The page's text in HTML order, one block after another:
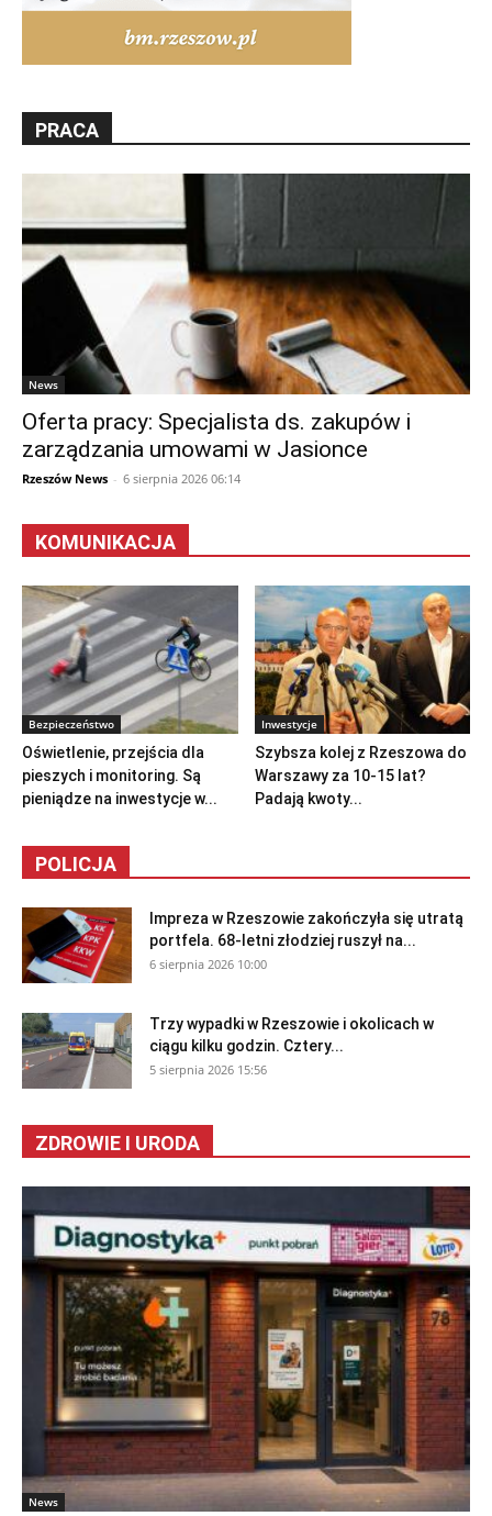
PRACA
News
Oferta pracy: Specjalista ds. zakupów i
zarządzania umowami w Jasionce
Rzeszów News - 6 sierpnia 2026 06:14
KOMUNIKACJA
Bezpieczeństwo
Oświetlenie, przejścia dla
pieszych i monitoring. Są
pieniądze na inwestycje w...
Inwestycje
Szybsza kolej z Rzeszowa do
Warszawy za 10-15 lat?
Padają kwoty...
POLICJA
Impreza w Rzeszowie zakończyła się utratą
portfela. 68-letni złodziej ruszył na...
6 sierpnia 2026 10:00
Trzy wypadki w Rzeszowie i okolicach w
ciągu kilku godzin. Cztery...
5 sierpnia 2026 15:56
ZDROWIE I URODA
News